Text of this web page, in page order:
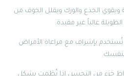
ويقوي الجذع والورك ويقلل الخوف من
غالباً غير مفيدة.
بإشراف مع مراعاة الأمراض
بنفسك.
جزء من التحسن إذا نُظمت بشكل